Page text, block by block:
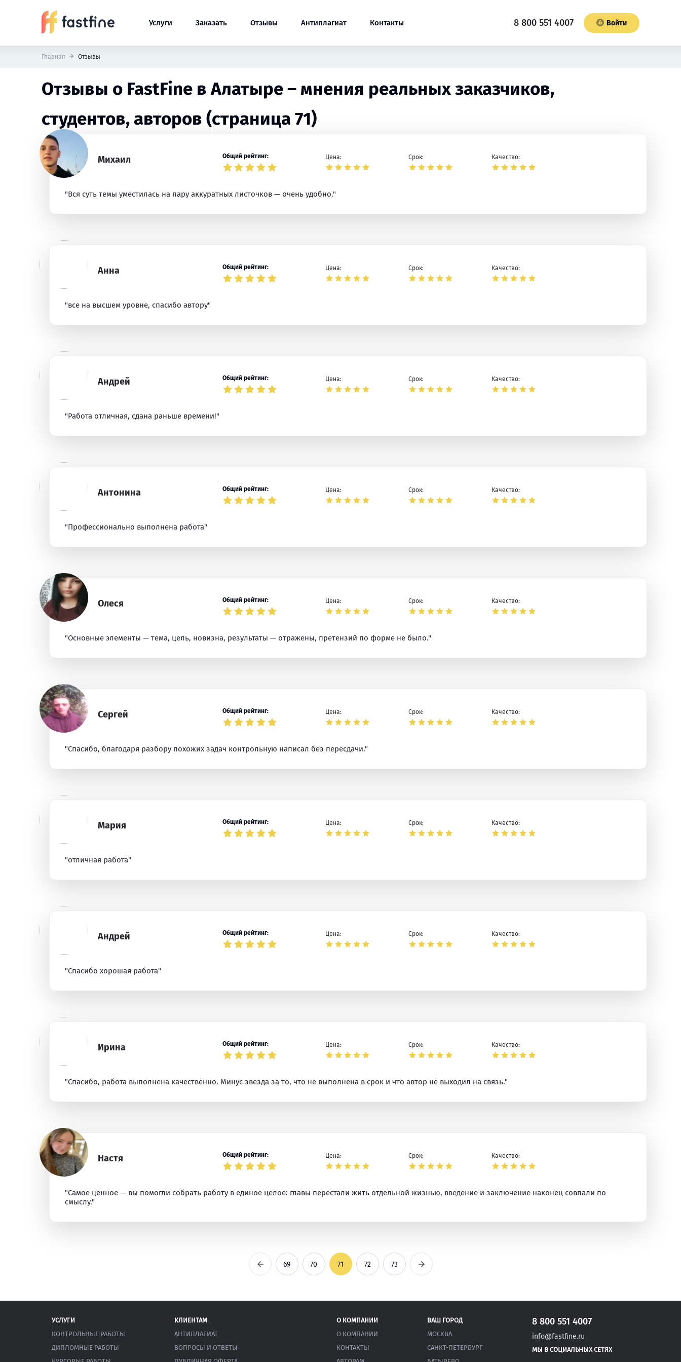
Услуги Заказать Отзывы Антиплагиат Контакты 8 800 551 4007 Войти
Главная Отзывы
Отзывы о FastFine в Алатыре – мнения реальных заказчиков,
студентов, авторов (страница 71)
Михаил Общий рейтинг: Цена: Срок: Качество:
"Вся суть темы уместилась на пару аккуратных листочков — очень удобно."
Анна Общий рейтинг: Цена: Срок: Качество:
"все на высшем уровне, спасибо автору"
Андрей Общий рейтинг: Цена: Срок: Качество:
"Работа отличная, сдана раньше времени!"
Антонина Общий рейтинг: Цена: Срок: Качество:
"Профессионально выполнена работа"
Олеся Общий рейтинг: Цена: Срок: Качество:
"Основные элементы — тема, цель, новизна, результаты — отражены, претензий по форме не было."
Сергей Общий рейтинг: Цена: Срок: Качество:
"Спасибо, благодаря разбору похожих задач контрольную написал без пересдачи."
Мария Общий рейтинг: Цена: Срок: Качество:
"отличная работа"
Андрей Общий рейтинг: Цена: Срок: Качество:
"Спасибо хорошая работа"
Ирина Общий рейтинг: Цена: Срок: Качество:
"Спасибо, работа выполнена качественно. Минус звезда за то, что не выполнена в срок и что автор не выходил на связь."
Настя Общий рейтинг: Цена: Срок: Качество:
"Самое ценное — вы помогли собрать работу в единое целое: главы перестали жить отдельной жизнью, введение и заключение наконец совпали по
смыслу."
Предыдущая
69 70 71 72 73 Следующая
УСЛУГИ
КОНТРОЛЬНЫЕ РАБОТЫ
ДИПЛОМНЫЕ РАБОТЫ
КЛИЕНТАМ
АНТИПЛАГИАТ
ВОПРОСЫ И ОТВЕТЫ
О КОМПАНИИ
О КОМПАНИИ
КОНТАКТЫ
ВАШ ГОРОД
МОСКВА
САНКТ-ПЕТЕРБУРГ
8 800 551 4007
info@fastfine.ru
МЫ В СОЦИАЛЬНЫХ СЕТЯХ